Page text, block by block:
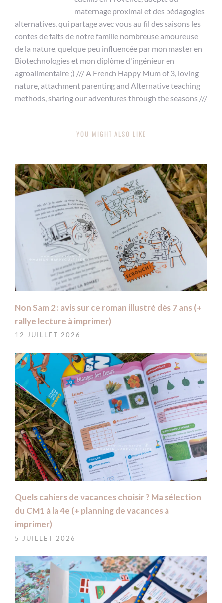
maternage proximal et des pédagogies
alternatives, qui partage avec vous au fil des saisons les
contes de faits de notre famille nombreuse amoureuse
de la nature, quelque peu influencée par mon master en
Biotechnologies et mon diplôme d'ingénieur en
agroalimentaire ;) /// A French Happy Mum of 3, loving
nature, attachment parenting and Alternative teaching
methods, sharing our adventures through the seasons ///
YOU MIGHT ALSO LIKE
Non Sam 2 : avis sur ce roman illustré dès 7 ans (+
rallye lecture à imprimer)
12 JUILLET 2026
Quels cahiers de vacances choisir ? Ma sélection
du CM1 à la 4e (+ planning de vacances à
imprimer)
5 JUILLET 2026